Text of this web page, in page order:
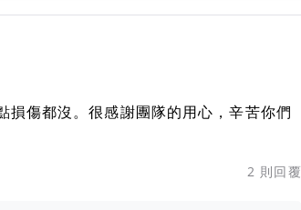
傷都沒。很感謝團隊的用心，辛苦你們
2 則回覆